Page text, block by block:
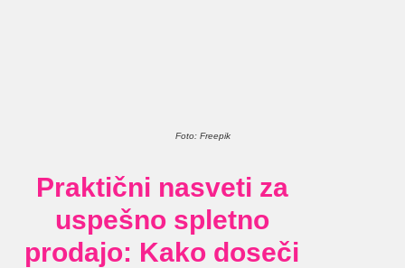
Praktični nasveti za
uspešno spletno
prodajo: Kako doseči
Foto: Freepik